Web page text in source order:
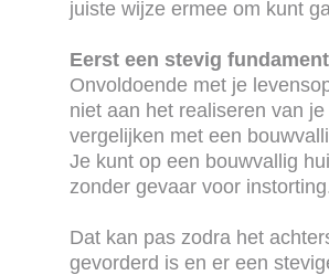
juiste wijze ermee om kunt
Eerst een stevig fundament
Onvoldoende met je
niet aan het realiseren van
vergelijken met een
Je kunt op een bouwvallig
zonder gevaar voor
Dat kan pas zodra het
gevorderd is en er een